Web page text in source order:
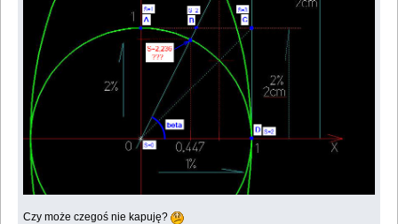
Czy może czegoś nie kapuję?